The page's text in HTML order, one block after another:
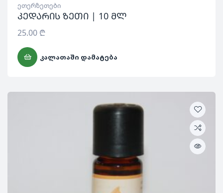
ეთერზეთები
კედარის ზეთი | 10 მლ
25.00 ₾
ᲙᲐᲚᲐᲗᲐᲨᲘ ᲓᲐᲛᲐᲢᲔᲑᲐ